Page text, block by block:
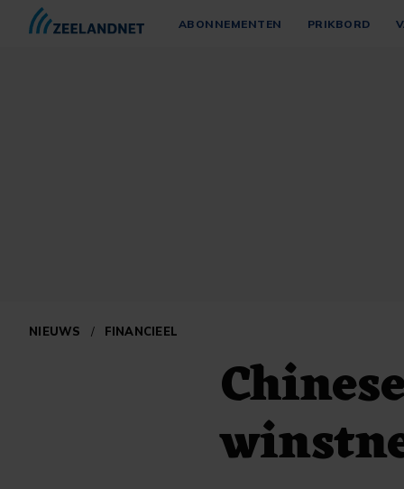
ABONNEMENTEN PRIKBORD
NIEUWS / FINANCIEEL